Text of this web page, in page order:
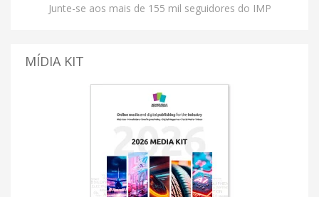
Junte-se aos mais de 155 mil seguidores do IMP
MÍDIA KIT